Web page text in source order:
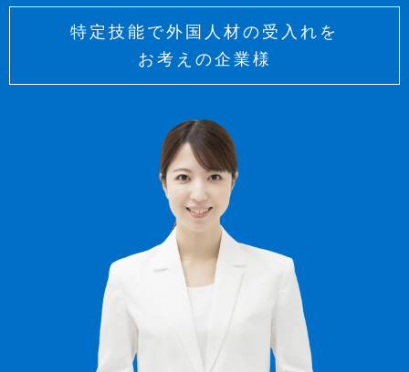
特定技能で外国人材の受入れを
お考えの企業様